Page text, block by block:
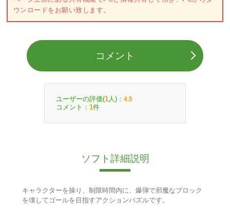
ウンロードをお願い致します。
コメント
ユーザーの評価(1 人)： 4.5
コメント： 1件
ソフト詳細説明
キャラクターを操り、制限時間内に、爆弾で邪魔なブロック
を壊してゴールを目指すアクションパズルです。